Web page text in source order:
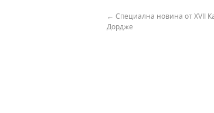
← Специална новина от XVII
Дордже